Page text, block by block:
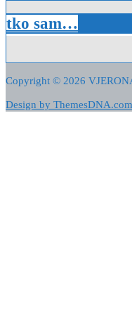
tko sam…
Copyright © 2026